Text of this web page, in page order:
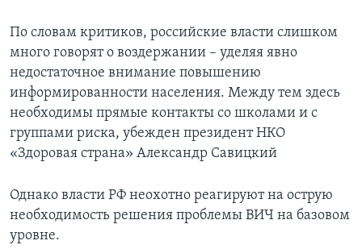
По словам критиков, российские власти слишком
много говорят о воздержании – уделяя явно
недостаточное внимание повышению
информированности населения. Между тем здесь
необходимы прямые контакты со школами и с
группами риска, убежден президент НКО
«Здоровая страна» Александр Савицкий
Однако власти РФ неохотно реагируют на острую
необходимость решения проблемы ВИЧ на базовом
уровне.